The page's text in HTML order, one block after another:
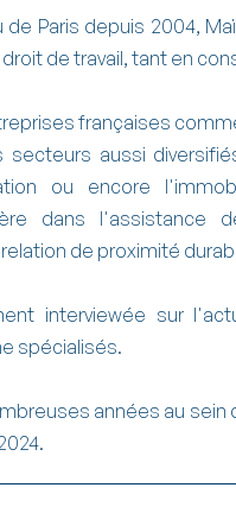
de Paris depuis 2004,
de travail, tant en
françaises
secteurs aussi
ou encore
dans l'assistance
de proximité
interviewée sur
spécialisés.
années au sein